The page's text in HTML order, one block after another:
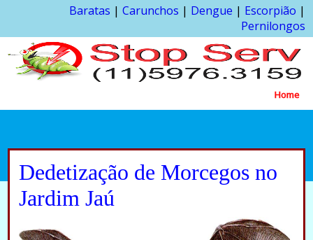
Baratas | Carunchos | Dengue | Escorpião |
Pernilongos
Home
Dedetização de Morcegos no
Jardim Jaú